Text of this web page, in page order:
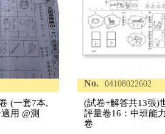
(一套7本,
用 @測
No. 04108022602
(試卷+解答共13張)
評量卷16：中班能
卷